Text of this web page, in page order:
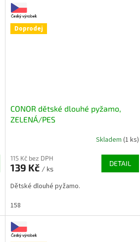
Doprodej
CONOR dětské dlouhé pyžamo,
ZELENÁ/PES
Skladem (1 ks)
115 Kč bez DPH
139 Kč / ks
DETAIL
Dětské dlouhé pyžamo.
158